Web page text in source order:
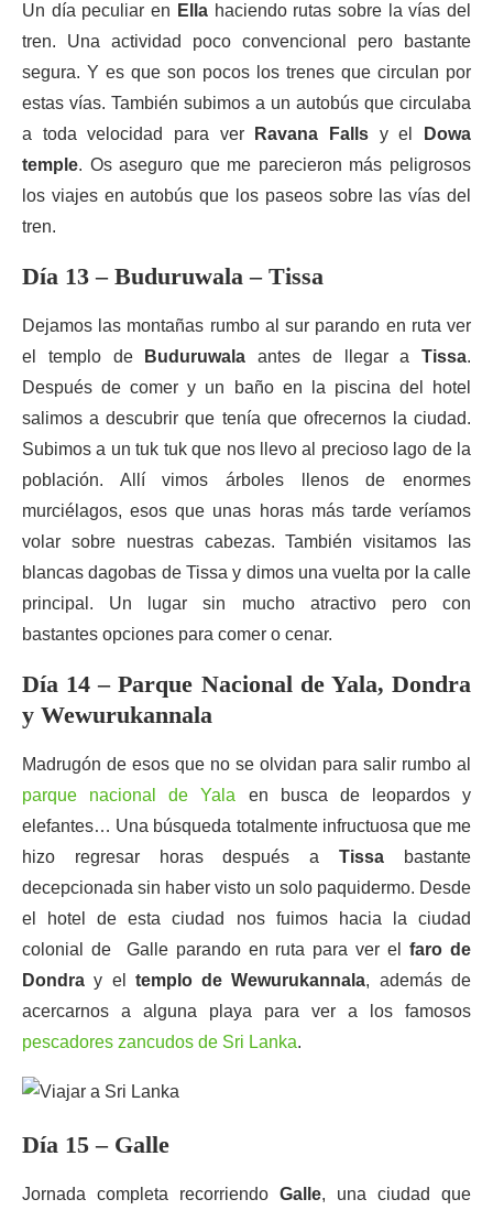
Un día peculiar en Ellahaciendo rutas sobre la vías del
tren. Una actividad poco convencional pero bastante
segura. Y es que son pocos los trenes que circulan por
estas vías. También subimos a un autobús que circulaba
a toda velocidad para ver
Ravana Falls y el
Dowa
temple. Os aseguro que me parecieron más peligrosos
los viajes en autobús que los paseos sobre las vías del
tren.
Día 13 – Buduruwala – Tissa
Dejamos las montañas rumbo al sur parando en ruta ver
el templo de
Buduruwala antes de llegar a Tissa.
Después de comer y un baño en la piscina del hotel
salimos a descubrir que tenía que ofrecernos la ciudad.
Subimos a un tuk tuk que nos llevo al precioso lago de la
población. Allí vimos árboles llenos de enormes
murciélagos, esos que unas horas más tarde veríamos
volar sobre nuestras cabezas. También visitamos las
blancas dagobas de Tissa y dimos una vuelta por la calle
principal. Un lugar sin mucho atractivo pero con
bastantes opciones para comer o cenar.
Día 14 – Parque Nacional de Yala, Dondra
y Wewurukannala
Madrugón de esos que no se olvidan para salir rumbo al
parque nacional de Yala en busca de leopardos y
elefantes… Una búsqueda totalmente infructuosa que me
hizo regresar horas después aTissa bastante
decepcionada sin haber visto un solo paquidermo. Desde
el hotel de esta ciudad nos fuimos hacia la ciudad
colonial de Galle parando en ruta para ver elfaro de
Dondra y el templo de Wewurukannala, además de
acercarnos a alguna playa para ver a los famosos
pescadores zancudos de Sri Lanka.
Día 15 – Galle
Jornada completa recorriendo Galle, una ciudad que